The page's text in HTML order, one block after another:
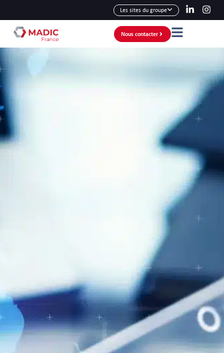
Les sites du groupe
Nous contacter